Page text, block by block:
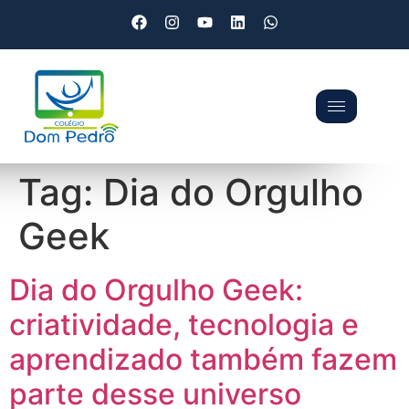
Tag:Dia do Orgulho
Geek
Dia do Orgulho Geek:
criatividade, tecnologia e
aprendizado também fazem
parte desse universo